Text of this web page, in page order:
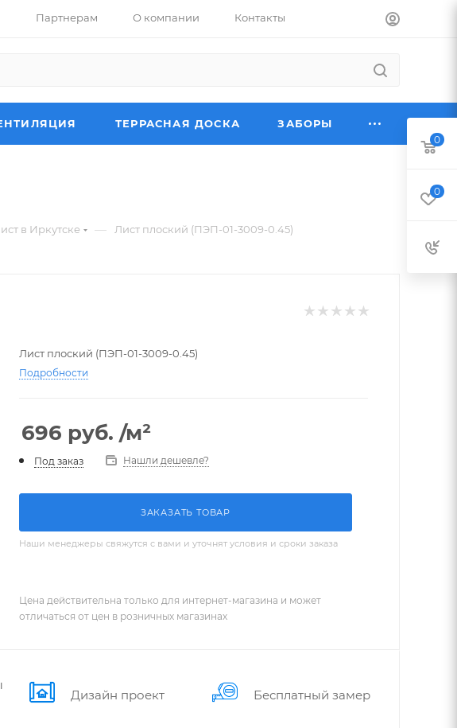
Партнерам О компании Контакты
ТЕРРАСНАЯ ДОСКА ЗАБОРЫ
в Иркутске — Лист плоский (ПЭП-01-3009-0.45)
Лист плоский (ПЭП-01-3009-0.45)
Подробности
696 руб. /м²
Под заказ Нашли дешевле?
ЗАКАЗАТЬ ТОВАР
Наши менеджеры свяжутся с вами и уточнят условия и сроки заказа
Цена действительна только для интернет-магазина и может
отличаться от цен в розничных магазинах
Дизайн проект Бес­плат­ный замер
0
0